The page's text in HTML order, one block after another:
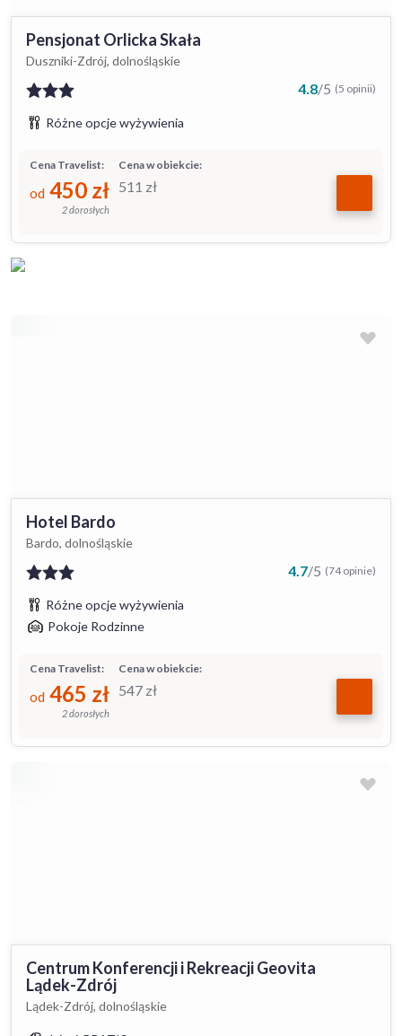
Pensjonat Orlicka Skała
Duszniki-Zdrój, dolnośląskie
4.8/5 (5 opinii)
Różne opcje wyżywienia
Cena w obiekcie:
511 zł
Cena Travelist:
od 450 zł
2 dorosłych
Hotel Bardo
Bardo, dolnośląskie
4.7/5 (74 opinie)
Różne opcje wyżywienia
Pokoje Rodzinne
Cena w obiekcie:
547 zł
Cena Travelist:
od 465 zł
2 dorosłych
Centrum Konferencji i Rekreacji Geovita
Lądek-Zdrój
Lądek-Zdrój, dolnośląskie